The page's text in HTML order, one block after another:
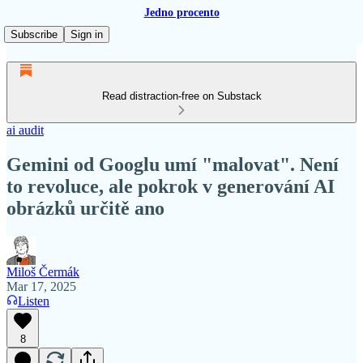
Jedno procento
Subscribe
Sign in
Read distraction-free on Substack
ai audit
Gemini od Googlu umí "malovat". Není
to revoluce, ale pokrok v generování AI
obrázků určitě ano
Miloš Čermák
Mar 17, 2025
Listen
8